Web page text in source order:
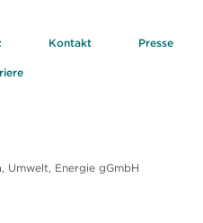
Kontakt Presse
Energie gGmbH